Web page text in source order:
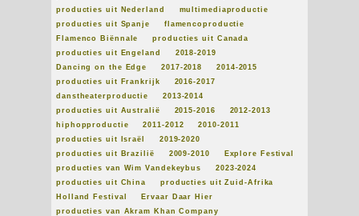
producties uit Nederland
multimediaproductie
producties uit Spanje
flamencoproductie
Flamenco Biënnale
producties uit Canada
producties uit Engeland
2018-2019
Dancing on the Edge
2017-2018
2014-2015
producties uit Frankrijk
2016-2017
danstheaterproductie
2013-2014
producties uit Australië
2015-2016
2012-2013
hiphopproductie
2011-2012
2010-2011
producties uit Israël
2019-2020
producties uit Brazilië
2009-2010
Explore Festival
producties van Wim Vandekeybus
2023-2024
producties uit China
producties uit Zuid-Afrika
Holland Festival
Ervaar Daar Hier
producties van Akram Khan Company